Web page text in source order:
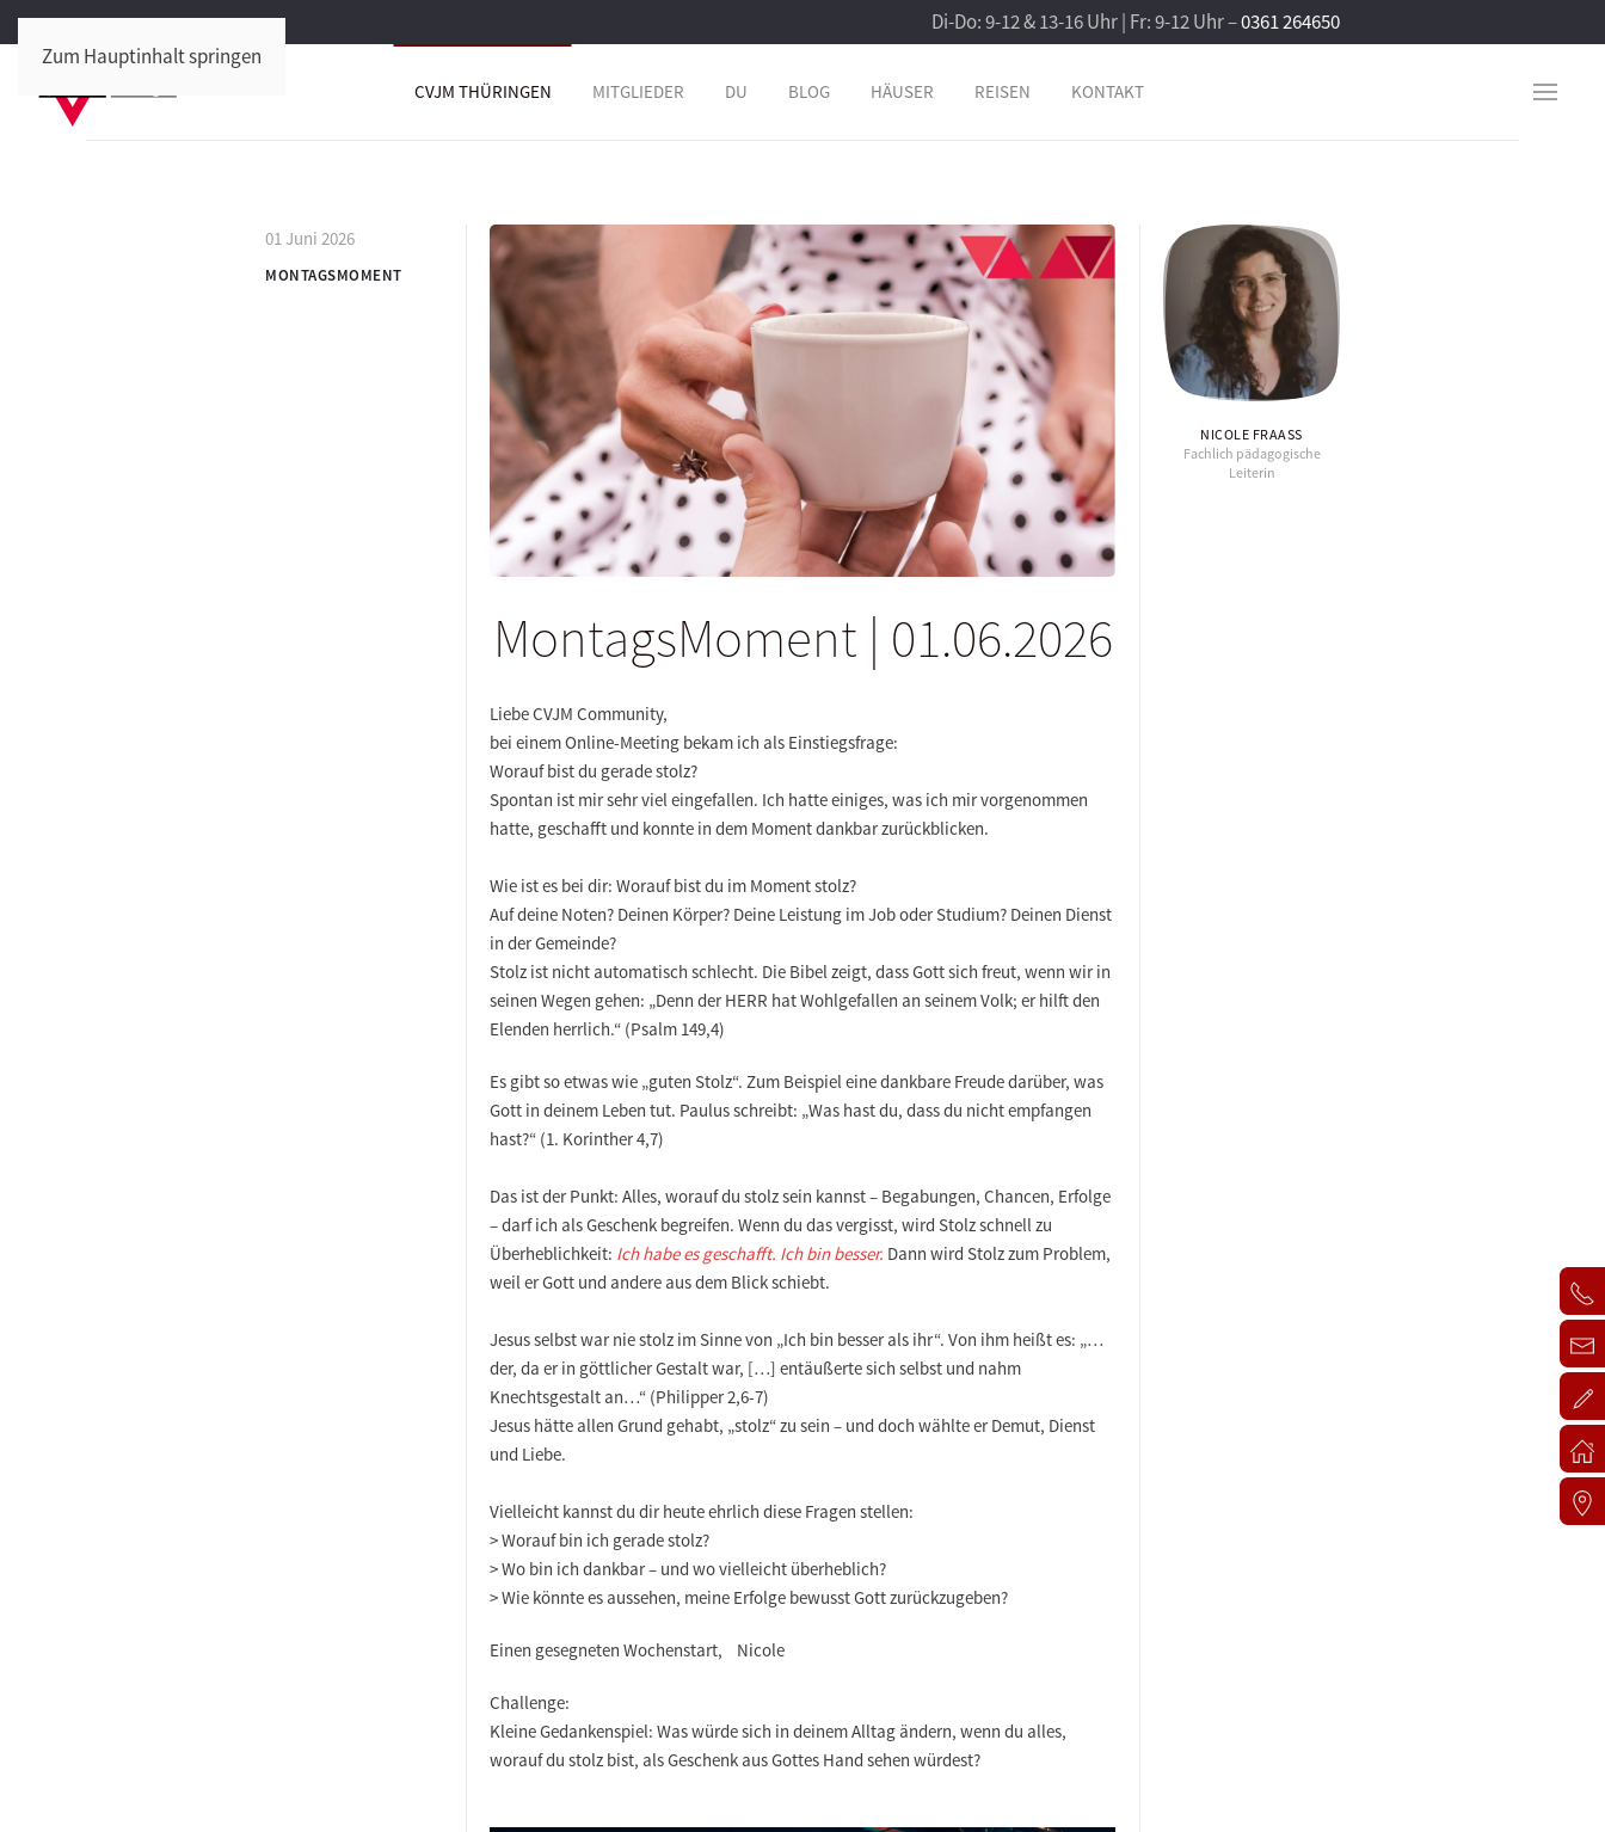
Zum Hauptinhalt springen
Di-Do: 9-12 & 13-16 Uhr | Fr: 9-12 Uhr –0361 264650
CVJM THÜRINGEN MITGLIEDER DU BLOG HÄUSER REISEN KONTAKT
01 Juni 2026
MONTAGSMOMENT
MontagsMoment | 01.06.2026
Liebe CVJM Community,
bei einem Online-Meeting bekam ich als Einstiegsfrage:
Worauf bist du gerade stolz?
Spontan ist mir sehr viel eingefallen. Ich hatte einiges, was ich mir vorgenommen
hatte, geschafft und konnte in dem Moment dankbar zurückblicken.
Wie ist es bei dir: Worauf bist du im Moment stolz?
Auf deine Noten? Deinen Körper? Deine Leistung im Job oder Studium? Deinen Dienst
in der Gemeinde?
Stolz ist nicht automatisch schlecht. Die Bibel zeigt, dass Gott sich freut, wenn wir in
seinen Wegen gehen: „Denn der HERR hat Wohlgefallen an seinem Volk; er hilft den
Elenden herrlich.“ (Psalm 149,4)
Es gibt so etwas wie „guten Stolz“. Zum Beispiel eine dankbare Freude darüber, was
Gott in deinem Leben tut. Paulus schreibt: „Was hast du, dass du nicht empfangen
hast?“ (1. Korinther 4,7)
Das ist der Punkt: Alles, worauf du stolz sein kannst – Begabungen, Chancen, Erfolge
– darf ich als Geschenk begreifen. Wenn du das vergisst, wird Stolz schnell zu
Überheblichkeit: Ich habe es geschafft. Ich bin besser. Dann wird Stolz zum Problem,
weil er Gott und andere aus dem Blick schiebt.
Jesus selbst war nie stolz im Sinne von „Ich bin besser als ihr“. Von ihm heißt es: „…
der, da er in göttlicher Gestalt war, […] entäußerte sich selbst und nahm
Knechtsgestalt an…“ (Philipper 2,6-7)
Jesus hätte allen Grund gehabt, „stolz“ zu sein – und doch wählte er Demut, Dienst
und Liebe.
Vielleicht kannst du dir heute ehrlich diese Fragen stellen:
> Worauf bin ich gerade stolz?
> Wo bin ich dankbar – und wo vielleicht überheblich?
> Wie könnte es aussehen, meine Erfolge bewusst Gott zurückzugeben?
Einen gesegneten Wochenstart, Nicole
Challenge:
Kleine Gedankenspiel: Was würde sich in deinem Alltag ändern, wenn du alles,
worauf du stolz bist, als Geschenk aus Gottes Hand sehen würdest?
NICOLE FRAASS
Fachlich pädagogische
Leiterin